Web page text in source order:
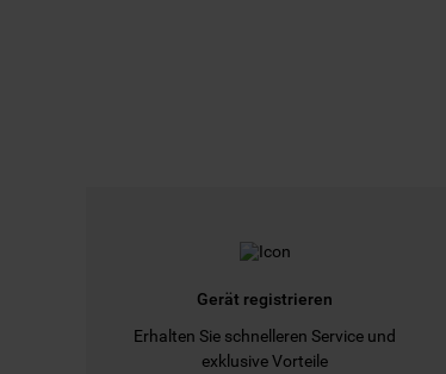
Gerät registrieren
Erhalten Sie schnelleren Service und
exklusive Vorteile